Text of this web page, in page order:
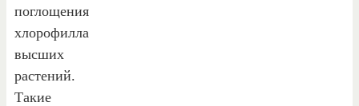
поглощения
хлорофилла
высших
растений.
Такие